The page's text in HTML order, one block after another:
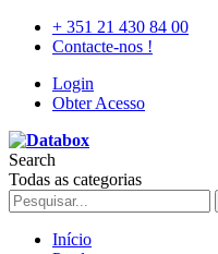
+ 351 21 430 84 00
Contacte-nos !
Login
Obter Acesso
Search
Todas as categorias
Início